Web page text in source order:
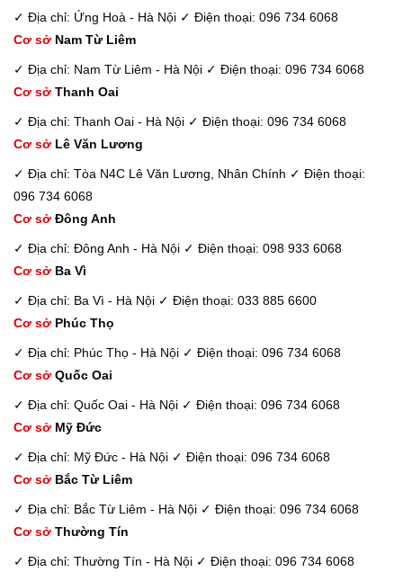
✓ Địa chỉ: Ứng Hoà - Hà Nội ✓ Điện thoại: 096 734 6068
Cơ sở Nam Từ Liêm
✓ Địa chỉ: Nam Từ Liêm - Hà Nội ✓ Điện thoại: 096 734 6068
Cơ sở Thanh Oai
✓ Địa chỉ: Thanh Oai - Hà Nội ✓ Điện thoại: 096 734 6068
Cơ sở Lê Văn Lương
✓ Địa chỉ: Tòa N4C Lê Văn Lương, Nhân Chính ✓ Điện thoại:
096 734 6068
Cơ sở Đông Anh
✓ Địa chỉ: Đông Anh - Hà Nội ✓ Điện thoại: 098 933 6068
Cơ sở Ba Vì
✓ Địa chỉ: Ba Vì - Hà Nội ✓ Điện thoại: 033 885 6600
Cơ sở Phúc Thọ
✓ Địa chỉ: Phúc Thọ - Hà Nội ✓ Điện thoại: 096 734 6068
Cơ sở Quốc Oai
✓ Địa chỉ: Quốc Oai - Hà Nội ✓ Điện thoại: 096 734 6068
Cơ sở Mỹ Đức
✓ Địa chỉ: Mỹ Đức - Hà Nội ✓ Điện thoại: 096 734 6068
Cơ sở Bắc Từ Liêm
✓ Địa chỉ: Bắc Từ Liêm - Hà Nội ✓ Điện thoại: 096 734 6068
Cơ sở Thường Tín
✓ Địa chỉ: Thường Tín - Hà Nội ✓ Điện thoại: 096 734 6068